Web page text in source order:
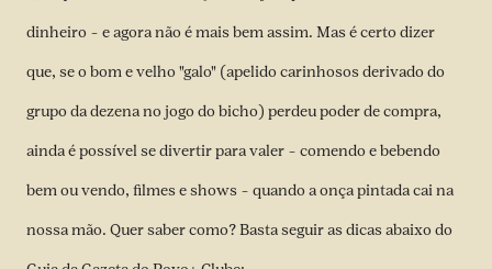
dinheiro – e agora não é mais bem assim. Mas é certo dizer
que, se o bom e velho "galo" (apelido carinhosos derivado do
grupo da dezena no jogo do bicho) perdeu poder de compra,
ainda é possível se divertir para valer – comendo e bebendo
bem ou vendo, filmes e shows – quando a onça pintada cai na
nossa mão. Quer saber como? Basta seguir as dicas abaixo do